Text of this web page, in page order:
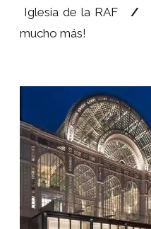
Iglesia de la RAF /
mucho más!